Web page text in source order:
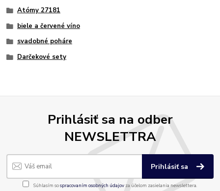
Atómy 27181
biele a červené víno
svadobné poháre
Darčekové sety
Prihlásiť sa na odber
NEWSLETTRA
Prihlásiť sa
Súhlasím sospracovaním osobných údajov za účelom zasielania newslettera.